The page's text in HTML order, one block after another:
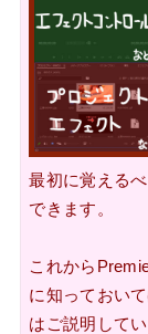
最初に覚える
できます。
これから
に知っておい
はご説明してい